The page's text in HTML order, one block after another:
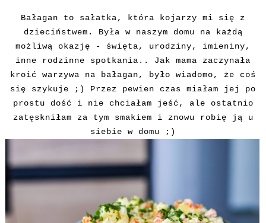
Bałagan to sałatka, która kojarzy mi się z
dzieciństwem. Była w naszym domu na każdą
możliwą okazję - święta, urodziny, imieniny,
inne rodzinne spotkania.. Jak mama zaczynała
kroić warzywa na bałagan, było wiadomo, że coś
się szykuje ;) Przez pewien czas miałam jej po
prostu dość i nie chciałam jeść, ale ostatnio
zatęskniłam za tym smakiem i znowu robię ją u
siebie w domu ;)